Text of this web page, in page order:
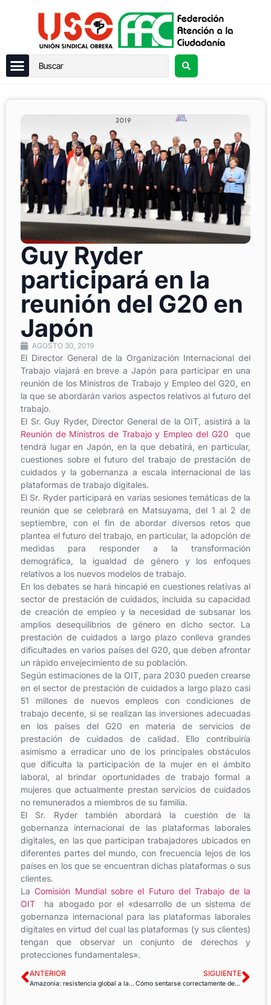
Guy Ryder
participará en la
reunión del G20 en
Japón
AGOSTO 30, 2019
El Director General de la Organización Internacional del
Trabajo viajará en breve a Japón para participar en una
reunión de los Ministros de Trabajo y Empleo del G20, en
la que se abordarán varios aspectos relativos al futuro del
trabajo.
El Sr. Guy Ryder, Director General de la OIT, asistirá a la
Reunión de Ministros de Trabajo y Empleo del G20
que
tendrá lugar en Japón, en la que debatirá, en particular,
cuestiones sobre el futuro del trabajo de prestación de
cuidados y la gobernanza a escala internacional de las
plataformas de trabajo digitales.
El Sr. Ryder participará en varias sesiones temáticas de la
reunión que se celebrará en Matsuyama, del 1 al 2 de
septiembre, con el fin de abordar diversos retos que
plantea el futuro del trabajo, en particular, la adopción de
medidas para responder a la transformación
demográfica, la igualdad de género y los enfoques
relativos a los nuevos modelos de trabajo.
En los debates se hará hincapié en cuestiones relativas al
sector de prestación de cuidados, incluida su capacidad
de creación de empleo y la necesidad de subsanar los
amplios desequilibrios de género en dicho sector. La
prestación de cuidados a largo plazo conlleva grandes
dificultades en varios países del G20, que deben afrontar
un rápido envejecimiento de su población.
Según estimaciones de la OIT, para 2030 pueden crearse
en el sector de prestación de cuidados a largo plazo casi
51 millones de nuevos empleos con condiciones de
trabajo decente, si se realizan las inversiones adecuadas
en los países del G20 en materia de servicios de
prestación de cuidados de calidad. Ello contribuiría
asimismo a erradicar uno de los principales obstáculos
que dificulta la participación de la mujer en el ámbito
laboral, al brindar oportunidades de trabajo formal a
mujeres que actualmente prestan servicios de cuidados
no remunerados a miembros de su familia.
El Sr. Ryder también abordará la cuestión de la
gobernanza internacional de las plataformas laborales
digitales, en las que participan trabajadores ubicados en
diferentes partes del mundo, con frecuencia lejos de los
países en los que se encuentran dichas plataformas o sus
clientes.
LaComisión Mundial sobre el Futuro del Trabajo de la
OIT
ha abogado por el «desarrollo de un sistema de
gobernanza internacional para las plataformas laborales
digitales en virtud del cual las plataformas (y sus clientes)
tengan que observar un conjunto de derechos y
protecciones fundamentales».
ANTERIOR
Amazonia: resistencia global a la destrucción de Bolsonaro
SIGUIENTE
Cómo sentarse correctamente delante del ordenador